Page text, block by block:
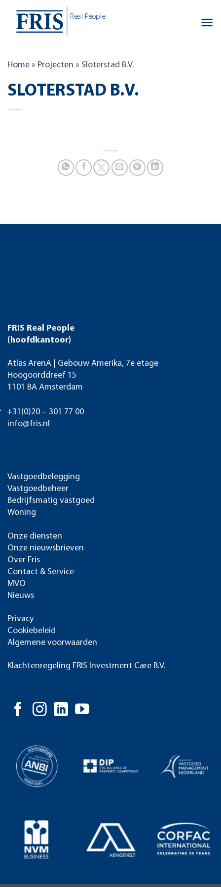
content
Real People
Home » Projecten » Sloterstad B.V.
SLOTERSTAD B.V.
FRIS Real People
(hoofdkantoor)
Atlas ArenA | Gebouw Amerika, 7e etage
Hoogoorddreef 15
1101 BA Amsterdam
+31(0)20 – 301 77 00
info@fris.nl
Vastgoedbelegging
Vastgoedbeheer
Bedrijfsmatig vastgoed
Woning
Onze diensten
Onze nieuwsbrieven
Over Fris
Contact & Service
MVO
Nieuws
Privacy
Cookiebeleid
Algemene voorwaarden
Klachtenregeling FRIS Investment Care B.V.